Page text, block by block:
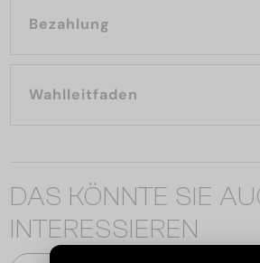
Bezahlung
Wahlleitfaden
DAS KÖNNTE SIE
INTERESSIEREN